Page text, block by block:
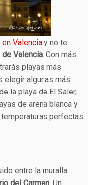
Valencia y no te
Valencia. Con más
playas más
elegir algunas más
la playa de El Saler,
de arena blanca y
perfectas
entre la muralla
del Carmen. Un